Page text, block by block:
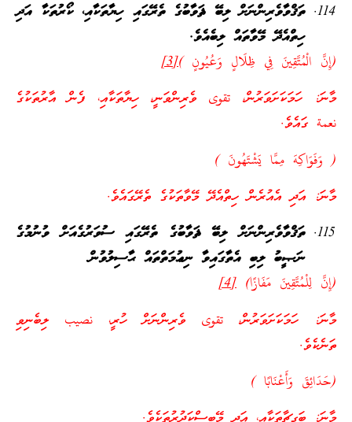
ތަޤްވާވެރިންނަށް ލިބޭ ޘަވާބުގެ ތެރޭގައި ހިޔާތަކާއި، ކޯރުތަކާ އަދި
ހިތްއެދޭ މޭވާތައް ލިބެއެވެ.
(إِنَّ الْمُتَّقِينَ فِي ظِلَالٍ وَعُيُونٍ )[3]
މާނަ: ހަމަކަށަވަރުން، تقوى ވެރިންވަނީ، ހިޔާތަކާއި، ފެން އާރުތަކުގެ
نعمة ގައެވެ.
( وَفَوَاكِهَ مِمَّا يَشْتَهُونَ )
މާނަ: އަދި އެއުރެން ހިތްއެދޭ މޭވާތަކުގެ ތެރޭގައެވެ.
ތަޤްވާވެރިންނަށް ލިބޭ ޘަވާބުގެ ތެރޭގައި ސުވަރުގެއަށް ވުނުމުގެ
ނަޞީބު ލިބި އެތާގައިވާ ނިޢުމަތްތައް ޙާސިލުވުން
(إِنَّ لِلْمُتَّقِينَ مَفَازًا) [4]
މާނަ: ހަމަކަށަވަރުން، تقوى ވެރިންނަށް ހުރީ، نصيب ލިބެނިވި
ތަނެކެވެ.
(حَدَائِقَ وَأَعْنَابًا )